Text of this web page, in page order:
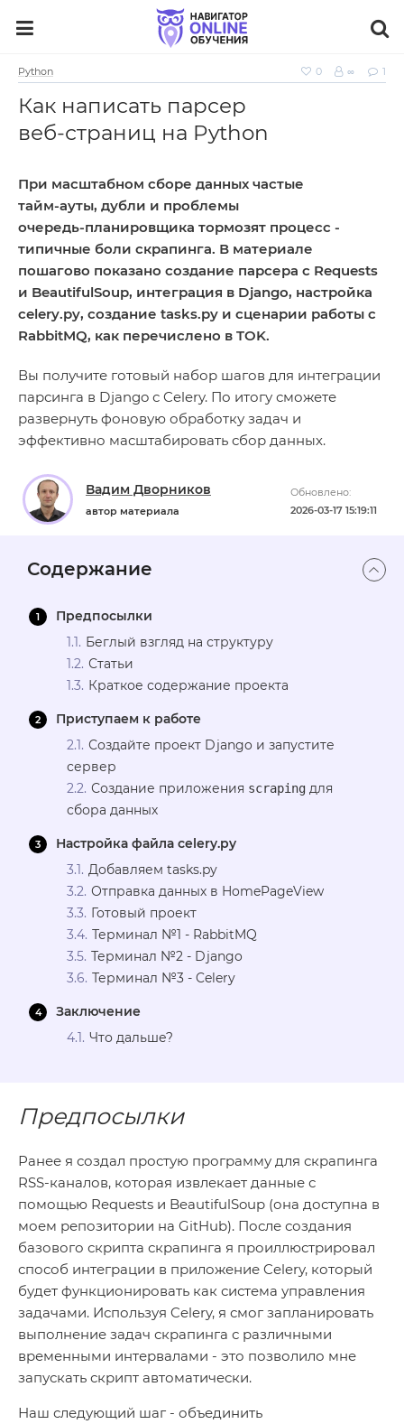
Python 0 ∞ 1
Как написать парсер
веб‑страниц на Python
При масштабном сборе данных частые
тайм‑ауты, дубли и проблемы
очередь‑планировщика тормозят процесс -
типичные боли скрапинга. В материале
пошагово показано создание парсера с Requests
и BeautifulSoup, интеграция в Django, настройка
celery.py, создание tasks.py и сценарии работы с
RabbitMQ, как перечислено в TOK.
Вы получите готовый набор шагов для интеграции
парсинга в Django с Celery. По итогу сможете
развернуть фоновую обработку задач и
эффективно масштабировать сбор данных.
Обновлено:
2026-03-17 15:19:11
Вадим Дворников
автор материала
Содержание
Предпосылки
Беглый взгляд на структуру
Статьи
Краткое содержание проекта
Приступаем к работе
Создайте проект Django и запустите
сервер
Создание приложения scraping для
сбора данных
Настройка файла celery.py
Добавляем tasks.py
Отправка данных в HomePageView
Готовый проект
Терминал №1 - RabbitMQ
Терминал №2 - Django
Терминал №3 - Celery
Заключение
Что дальше?
Предпосылки
Ранее я создал простую программу для скрапинга
RSS-каналов, которая извлекает данные с
помощью Requests и BeautifulSoup (она доступна в
моем репозитории на GitHub). После создания
базового скрипта скрапинга я проиллюстрировал
способ интеграции в приложение Celery, который
будет функционировать как система управления
задачами. Используя Celery, я смог запланировать
выполнение задач скрапинга с различными
временными интервалами - это позволило мне
запускать скрипт автоматически.
Наш следующий шаг - объединить